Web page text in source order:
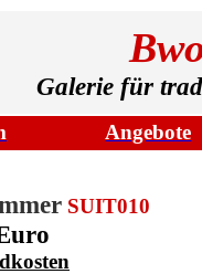
Galerie für
Angebote
SUIT010